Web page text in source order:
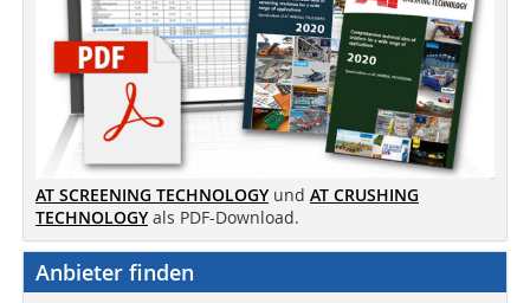
AT SCREENING TECHNOLOGY und AT CRUSHING
TECHNOLOGY als PDF-Download.
Anbieter finden